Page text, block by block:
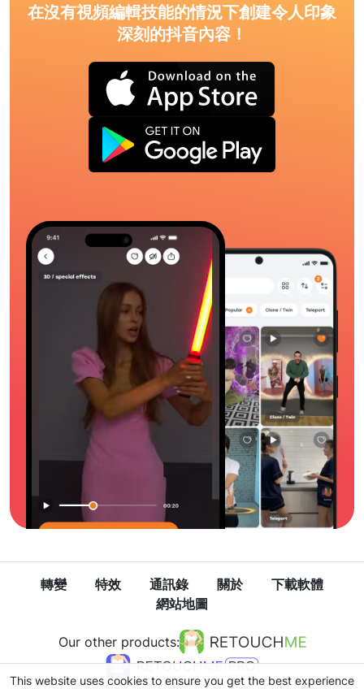
在沒有視頻編輯技能的情況下創建令人印象
深刻的抖音內容！
轉變 特效 通訊錄 關於
下載軟體
網站地圖
Our other products:
This website uses cookies to ensure you get the best experience